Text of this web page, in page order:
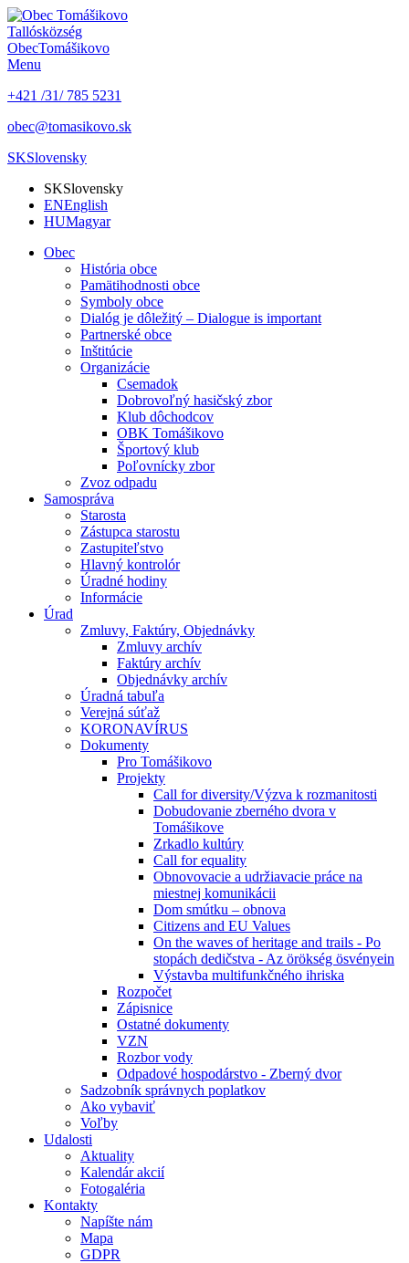
Tallósközség
ObecTomášikovo
Menu
+421 /31/ 785 5231
obec@tomasikovo.sk
SKSlovensky
SKSlovensky
ENEnglish
HUMagyar
Obec
História obce
Pamätihodnosti obce
Symboly obce
Dialóg je dôležitý – Dialogue is important
Partnerské obce
Inštitúcie
Organizácie
Csemadok
Dobrovoľný hasičský zbor
Klub dôchodcov
OBK Tomášikovo
Športový klub
Poľovnícky zbor
Zvoz odpadu
Samospráva
Starosta
Zástupca starostu
Zastupiteľstvo
Hlavný kontrolór
Úradné hodiny
Informácie
Úrad
Zmluvy, Faktúry, Objednávky
Zmluvy archív
Faktúry archív
Objednávky archív
Úradná tabuľa
Verejná súťaž
KORONAVÍRUS
Dokumenty
Pro Tomášikovo
Projekty
Call for diversity/Výzva k rozmanitosti
Dobudovanie zberného dvora v
Tomášikove
Zrkadlo kultúry
Call for equality
Obnovovacie a udržiavacie práce na
miestnej komunikácii
Dom smútku – obnova
Citizens and EU Values
On the waves of heritage and trails - Po
stopách dedičstva - Az örökség ösvényein
Výstavba multifunkčného ihriska
Rozpočet
Zápisnice
Ostatné dokumenty
VZN
Rozbor vody
Odpadové hospodárstvo - Zberný dvor
Sadzobník správnych poplatkov
Ako vybaviť
Voľby
Udalosti
Aktuality
Kalendár akcií
Fotogaléria
Kontakty
Napíšte nám
Mapa
GDPR